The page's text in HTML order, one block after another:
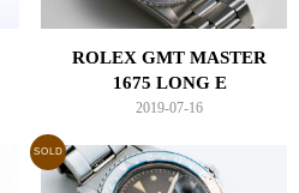
ROLEX GMT MASTER
1675 LONG E
2019-07-16
SOLD